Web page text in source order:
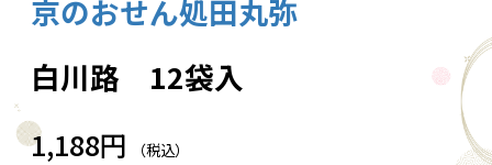
京のおせん処田丸弥
白川路 12袋入
1,188円 （税込）